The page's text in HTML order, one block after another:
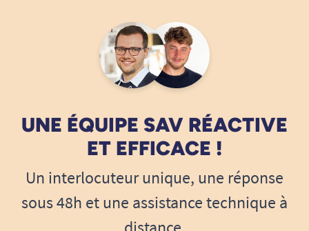
UNE ÉQUIPE SAV RÉACTIVE
ET EFFICACE !
Un interlocuteur unique, une réponse
sous 48h et une assistance technique à